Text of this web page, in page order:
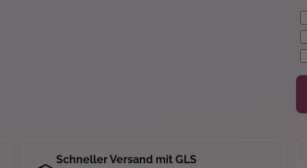
Schneller Versand mit GLS